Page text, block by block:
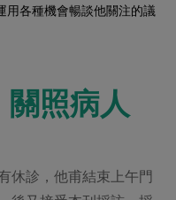
用各種機會暢談他關注的議
照病人
休診，他甫結束上午門